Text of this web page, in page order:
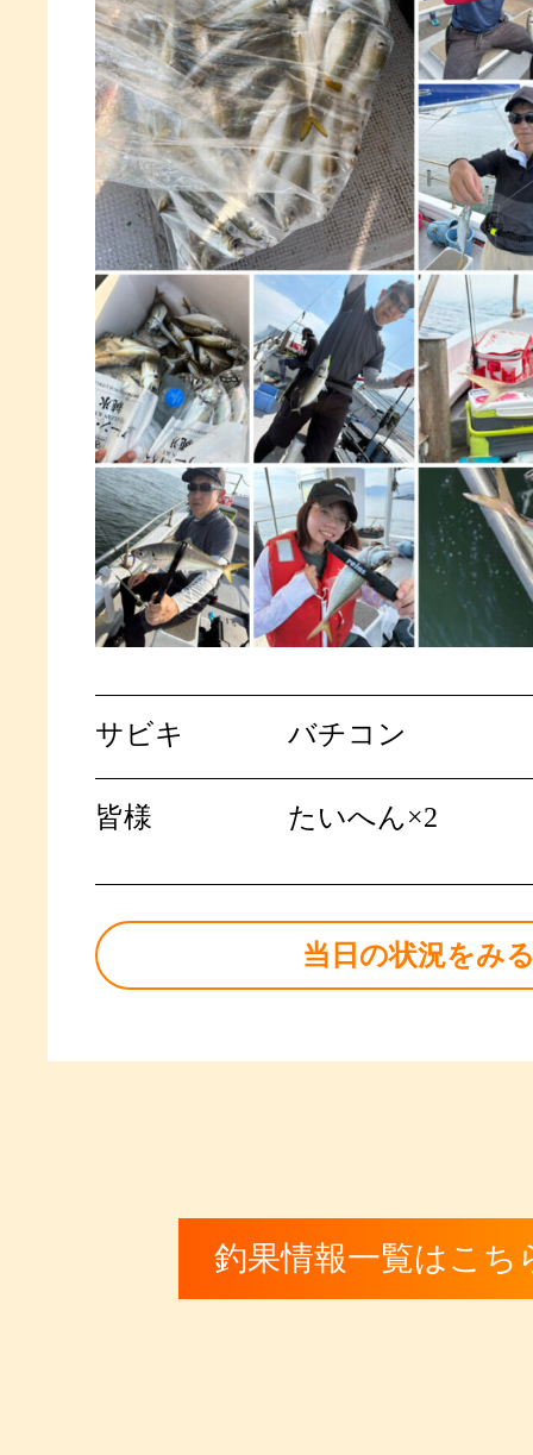
サビキ バチコン
皆様 たいへん×2
当日の状況をみ
釣果情報一覧はこち